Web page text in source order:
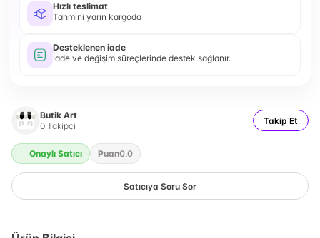
Hızlı teslimat
Tahmini yarın kargoda
Desteklenen iade
İade ve değişim süreçlerinde destek sağlanır.
Butik Art
0 Takipçi Takip Et
Onaylı Satıcı Puan0.0
Satıcıya Soru Sor